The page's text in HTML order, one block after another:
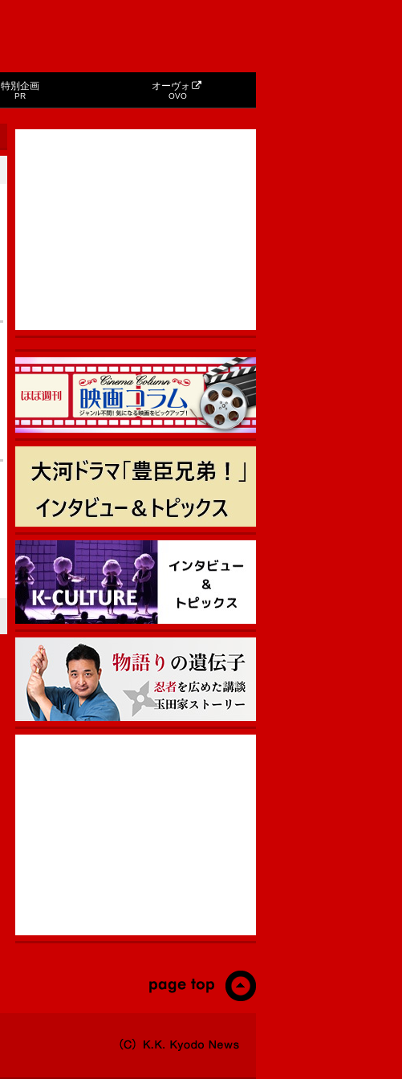
特別企画
PR
オーヴォ
OVO